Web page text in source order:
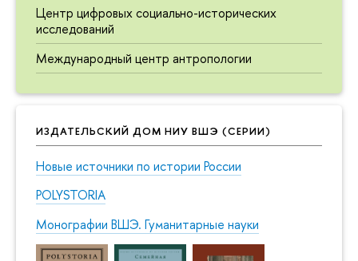
Центр цифровых социально-исторических
исследований
Международный центр антропологии
ИЗДАТЕЛЬСКИЙ ДОМ НИУ ВШЭ (СЕРИИ)
Новые источники по истории России
POLYSTORIA
Монографии ВШЭ. Гуманитарные науки